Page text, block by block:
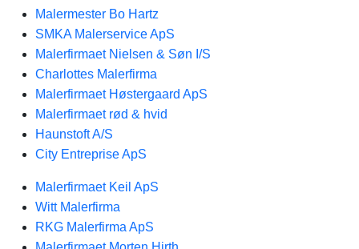
Malermester Bo Hartz
SMKA Malerservice ApS
Malerfirmaet Nielsen & Søn I/S
Charlottes Malerfirma
Malerfirmaet Høstergaard ApS
Malerfirmaet rød & hvid
Haunstoft A/S
City Entreprise ApS
Malerfirmaet Keil ApS
Witt Malerfirma
RKG Malerfirma ApS